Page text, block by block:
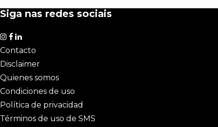
Siga nas redes sociais
Contacto
Disclaimer
Quienes somos
Condiciones de uso
Política de privacidad
Términos de uso de SMS